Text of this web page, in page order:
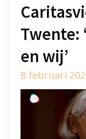
Twente:
en wij’
8 februari